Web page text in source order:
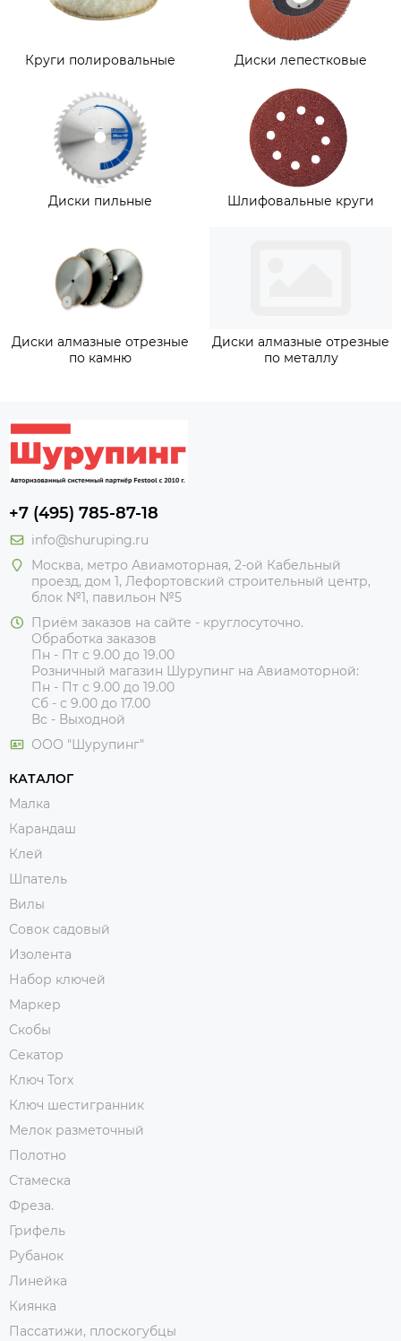
Круги полировальные Диски лепестковые
Диски пильные Шлифовальные круги
Диски алмазные отрезные
по камню
Диски алмазные отрезные
по металлу
+7 (495) 785-87-18
info@shuruping.ru
Москва, метро Авиамоторная, 2-ой Кабельный
проезд, дом 1, Лефортовский строительный центр,
блок №1, павильон №5
Приём заказов на сайте - круглосуточно.
Обработка заказов
Пн - Пт с 9.00 до 19.00
Розничный магазин Шурупинг на Авиамоторной:
Пн - Пт с 9.00 до 19.00
Сб - с 9.00 до 17.00
Вс - Выходной
ООО "Шурупинг"
КАТАЛОГ
Малка
Карандаш
Клей
Шпатель
Вилы
Совок садовый
Изолента
Набор ключей
Маркер
Скобы
Секатор
Ключ Torx
Ключ шестигранник
Мелок разметочный
Полотно
Стамеска
Фреза.
Грифель
Рубанок
Линейка
Киянка
Пассатижи, плоскогубцы